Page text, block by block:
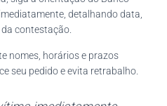
detalhando data,
contestação.
nomes, horários e prazos
seu pedido e evita retrabalho.